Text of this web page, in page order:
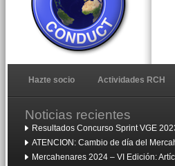
Hazte socio Actividades RCH
Noticias recientes
Resultados Concurso Sprint VGE
ATENCION: Cambio de día del
Mercahenares 2024 – VI Edición: